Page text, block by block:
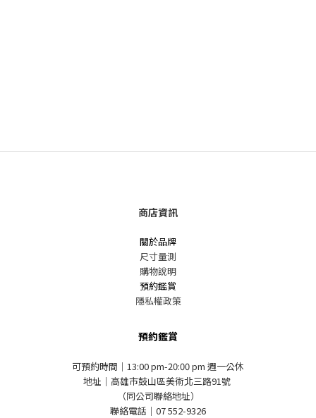
商店資訊
關於品牌
尺寸量測
購物說明
預約鑑賞
隱私權政策
預約鑑賞
可預約時間｜13:00 pm-20:00 pm 週一公休
地址｜高雄市鼓山區美術北三路91號
（同公司聯絡地址）
聯絡電話｜07 552-9326